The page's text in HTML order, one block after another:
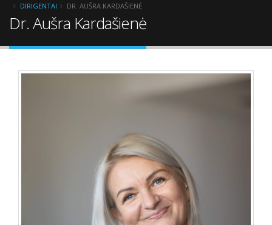
DIRIGENTAI
DR. AUŠRA KARDAŠIENĖ
Dr. Aušra Kardašienė